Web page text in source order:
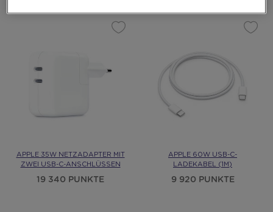
APPLE 35W NETZADAPTER MIT
ZWEI USB-C-ANSCHLÜSSEN
19 340 PUNKTE
APPLE 60W USB-C-
LADEKABEL (1M)
9 920 PUNKTE